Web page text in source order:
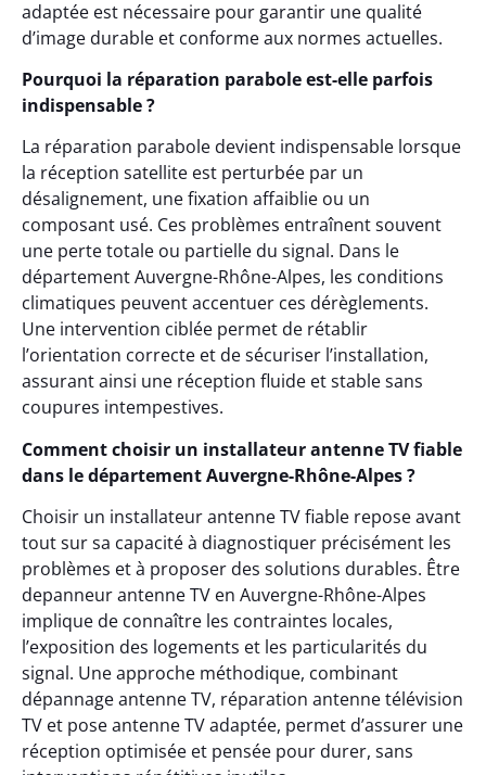
adaptée est nécessaire pour garantir une qualité
d’image durable et conforme aux normes actuelles.
Pourquoi la réparation parabole est-elle parfois
indispensable ?
La réparation parabole devient indispensable lorsque
la réception satellite est perturbée par un
désalignement, une fixation affaiblie ou un
composant usé. Ces problèmes entraînent souvent
une perte totale ou partielle du signal. Dans le
département Auvergne-Rhône-Alpes, les conditions
climatiques peuvent accentuer ces dérèglements.
Une intervention ciblée permet de rétablir
l’orientation correcte et de sécuriser l’installation,
assurant ainsi une réception fluide et stable sans
coupures intempestives.
Comment choisir un installateur antenne TV fiable
dans le département Auvergne-Rhône-Alpes ?
Choisir un installateur antenne TV fiable repose avant
tout sur sa capacité à diagnostiquer précisément les
problèmes et à proposer des solutions durables. Être
depanneur antenne TV en Auvergne-Rhône-Alpes
implique de connaître les contraintes locales,
l’exposition des logements et les particularités du
signal. Une approche méthodique, combinant
dépannage antenne TV, réparation antenne télévision
TV et pose antenne TV adaptée, permet d’assurer une
réception optimisée et pensée pour durer, sans